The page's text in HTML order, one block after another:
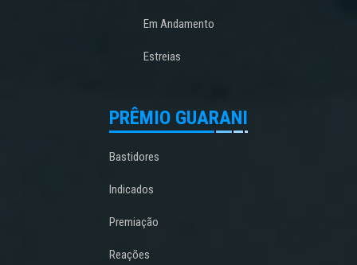
Em Andamento
Estreias
PRÊMIO GUARANI
Bastidores
Indicados
Premiação
Reações